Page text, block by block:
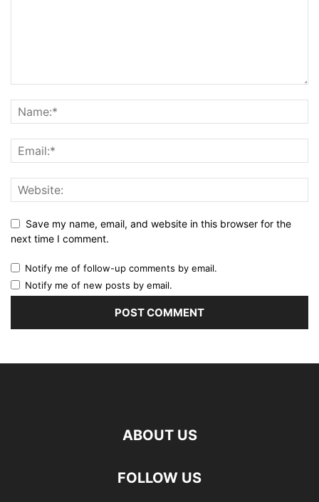
Save my name, email, and website in this browser for the
next time I comment.
Notify me of follow-up comments by email.
Notify me of new posts by email.
ABOUT US
FOLLOW US